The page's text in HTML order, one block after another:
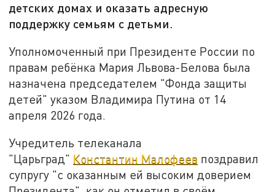
детских домах и оказать адресную
поддержку семьям с детьми.
Уполномоченный при Президенте России по
правам ребёнка Мария Львова-Белова была
назначена председателем "Фонда защиты
детей" указом Владимира Путина от 14
апреля 2026 года.
Учредитель телеканала
"Царьград" Константин Малофеев поздравил
супругу "с оказанным ей высоким доверием